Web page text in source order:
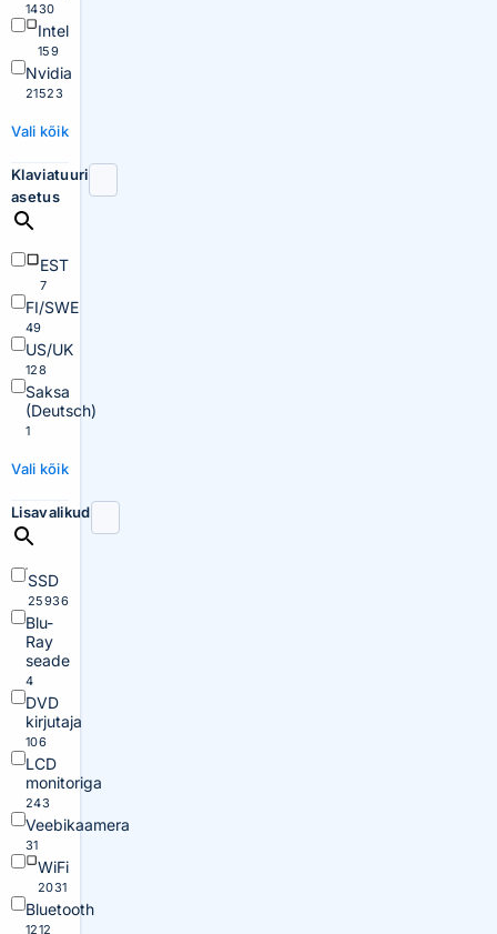
1430
Intel
159
Nvidia
21523
Vali kõik
Klaviatuuri
asetus
EST
7
FI/SWE
49
US/UK
128
Saksa
(Deutsch)
1
Vali kõik
Lisavalikud
SSD
25936
Blu-
Ray
seade
4
DVD
kirjutaja
106
LCD
monitoriga
243
Veebikaamera
31
WiFi
2031
Bluetooth
1212